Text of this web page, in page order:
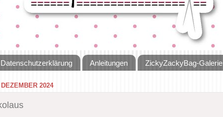
Datenschutzerklärung Anleitungen ZickyZackyBag-Galerie
2024